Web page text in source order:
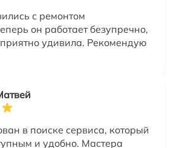
с ремонтом
он работает безупречно,
удивила. Рекомендую
в поиске сервиса, который
и удобно. Мастера